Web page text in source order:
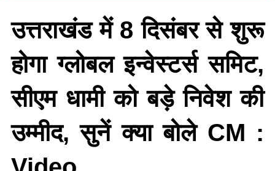
उत्तराखंड में 8 दिसंबर से शुरू
होगा ग्लोबल इन्वेस्टर्स समिट,
सीएम धामी को बड़े निवेश की
उम्मीद, सुनें क्या बोले CM :